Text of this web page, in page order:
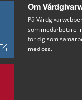
Om
På
som medarbetare
för dig som
med oss.